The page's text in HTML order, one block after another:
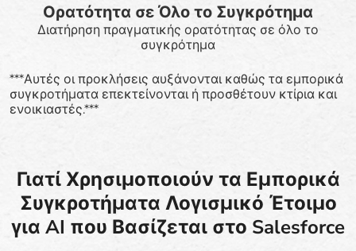
Ορατότητα σε Όλο το Συγκρότημα
Διατήρηση πραγματικής ορατότητας σε όλο το
συγκρότημα
***Αυτές οι προκλήσεις αυξάνονται καθώς τα εμπορικά
συγκροτήματα επεκτείνονται ή προσθέτουν κτίρια και
ενοικιαστές.***
Γιατί Χρησιμοποιούν τα Εμπορικά
Συγκροτήματα Λογισμικό Έτοιμο
για AI που Βασίζεται στο Salesforce